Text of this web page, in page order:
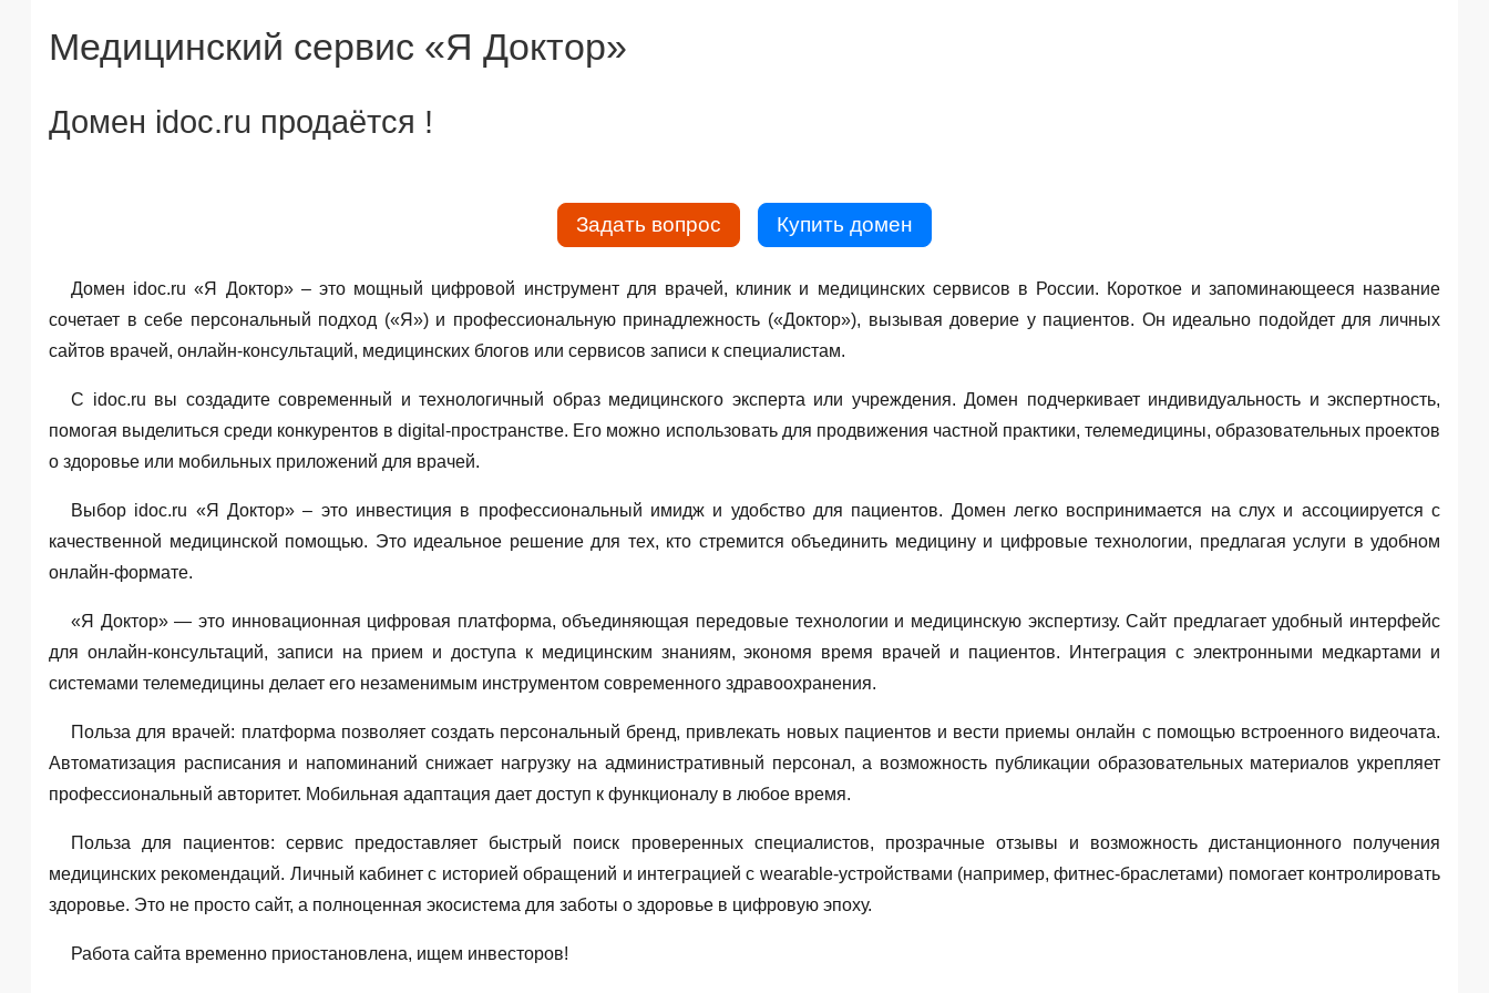
Медицинский сервис «Я Доктор»
Домен idoc.ru продаётся !
Задать вопрос Купить домен
Домен idoc.ru «Я Доктор» – это мощный цифровой инструмент для врачей, клиник и медицинских сервисов в России. Короткое и запоминающееся название
сочетает в себе персональный подход («Я») и профессиональную принадлежность («Доктор»), вызывая доверие у пациентов. Он идеально подойдет для личных
сайтов врачей, онлайн-консультаций, медицинских блогов или сервисов записи к специалистам.
С idoc.ru вы создадите современный и технологичный образ медицинского эксперта или учреждения. Домен подчеркивает индивидуальность и экспертность,
помогая выделиться среди конкурентов в digital-пространстве. Его можно использовать для продвижения частной практики, телемедицины, образовательных проектов
о здоровье или мобильных приложений для врачей.
Выбор idoc.ru «Я Доктор» – это инвестиция в профессиональный имидж и удобство для пациентов. Домен легко воспринимается на слух и ассоциируется с
качественной медицинской помощью. Это идеальное решение для тех, кто стремится объединить медицину и цифровые технологии, предлагая услуги в удобном
онлайн-формате.
«Я Доктор» — это инновационная цифровая платформа, объединяющая передовые технологии и медицинскую экспертизу. Сайт предлагает удобный интерфейс
для онлайн-консультаций, записи на прием и доступа к медицинским знаниям, экономя время врачей и пациентов. Интеграция с электронными медкартами и
системами телемедицины делает его незаменимым инструментом современного здравоохранения.
Польза для врачей: платформа позволяет создать персональный бренд, привлекать новых пациентов и вести приемы онлайн с помощью встроенного видеочата.
Автоматизация расписания и напоминаний снижает нагрузку на административный персонал, а возможность публикации образовательных материалов укрепляет
профессиональный авторитет. Мобильная адаптация дает доступ к функционалу в любое время.
Польза для пациентов: сервис предоставляет быстрый поиск проверенных специалистов, прозрачные отзывы и возможность дистанционного получения
медицинских рекомендаций. Личный кабинет с историей обращений и интеграцией с wearable-устройствами (например, фитнес-браслетами) помогает контролировать
здоровье. Это не просто сайт, а полноценная экосистема для заботы о здоровье в цифровую эпоху.
Работа сайта временно приостановлена, ищем инвесторов!